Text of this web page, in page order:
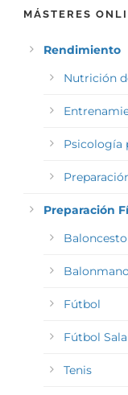
MÁSTERES
Rendimiento
Nutrición
Psicología
Preparación
Baloncesto
Balonmano
Fútbol
Fútbol Sala
Tenis